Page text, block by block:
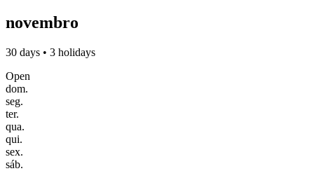
novembro
30 days • 3 holidays
Open
dom.
seg.
ter.
qua.
qui.
sex.
sáb.